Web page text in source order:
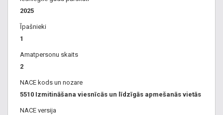
2025
Īpašnieki
1
Amatpersonu skaits
2
NACE kods un nozare
5510 Izmitināšana viesnīcās un līdzīgās apmešanās vietās
NACE versija